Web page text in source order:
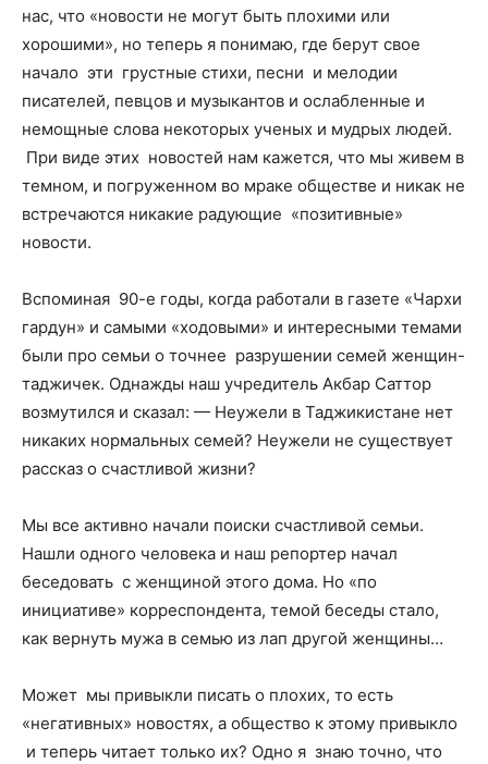
нас, что «новости не могут быть плохими или
хорошими», но теперь я понимаю, где берут свое
начало эти грустные стихи, песни и мелодии
писателей, певцов и музыкантов и ослабленные и
немощные слова некоторых ученых и мудрых людей.
При виде этих новостей нам кажется, что мы живем в
темном, и погруженном во мраке обществе и никак не
встречаются никакие радующие «позитивные»
новости.
Вспоминая 90-е годы, когда работали в газете «Чархи
гардун» и самыми «ходовыми» и интересными темами
были про семьи о точнее разрушении семей женщин-
таджичек. Однажды наш учредитель Акбар Саттор
возмутился и сказал: — Неужели в Таджикистане нет
никаких нормальных семей? Неужели не существует
рассказ о счастливой жизни?
Мы все активно начали поиски счастливой семьи.
Нашли одного человека и наш репортер начал
беседовать с женщиной этого дома. Но «по
инициативе» корреспондента, темой беседы стало,
как вернуть мужа в семью из лап другой женщины…
Может мы привыкли писать о плохих, то есть
«негативных» новостях, а общество к этому привыкло
и теперь читает только их? Одно я знаю точно, что